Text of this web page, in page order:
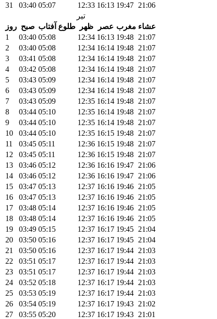
31
03:40 05:07 12:33 16:13 19:47 21:06
تیر
روز صبح طلوع آفتاب ظهر عصر مغرب عشاء
1
03:40 05:08 12:34 16:13 19:48 21:07
2
03:40 05:08 12:34 16:14 19:48 21:07
3
03:41 05:08 12:34 16:14 19:48 21:07
4
03:42 05:08 12:34 16:14 19:48 21:07
5
03:43 05:09 12:34 16:14 19:48 21:07
6
03:43 05:09 12:34 16:14 19:48 21:07
7
03:43 05:09 12:35 16:14 19:48 21:07
8
03:44 05:10 12:35 16:14 19:48 21:07
9
03:44 05:10 12:35 16:14 19:48 21:07
10
03:44 05:10 12:35 16:15 19:48 21:07
11
03:45 05:11 12:36 16:15 19:48 21:07
12
03:45 05:11 12:36 16:15 19:48 21:07
13
03:46 05:12 12:36 16:16 19:47 21:06
14
03:46 05:12 12:36 16:16 19:47 21:06
15
03:47 05:13 12:37 16:16 19:46 21:05
16
03:47 05:13 12:37 16:16 19:46 21:05
17
03:48 05:14 12:37 16:16 19:46 21:05
18
03:48 05:14 12:37 16:16 19:46 21:05
19
03:49 05:15 12:37 16:17 19:45 21:04
20
03:50 05:16 12:37 16:17 19:45 21:04
21
03:50 05:16 12:37 16:17 19:44 21:03
22
03:51 05:17 12:37 16:17 19:44 21:03
23
03:51 05:17 12:37 16:17 19:44 21:03
24
03:52 05:18 12:37 16:17 19:44 21:03
25
03:53 05:19 12:37 16:17 19:44 21:03
26
03:54 05:19 12:37 16:17 19:43 21:02
27
03:55 05:20 12:37 16:17 19:43 21:01